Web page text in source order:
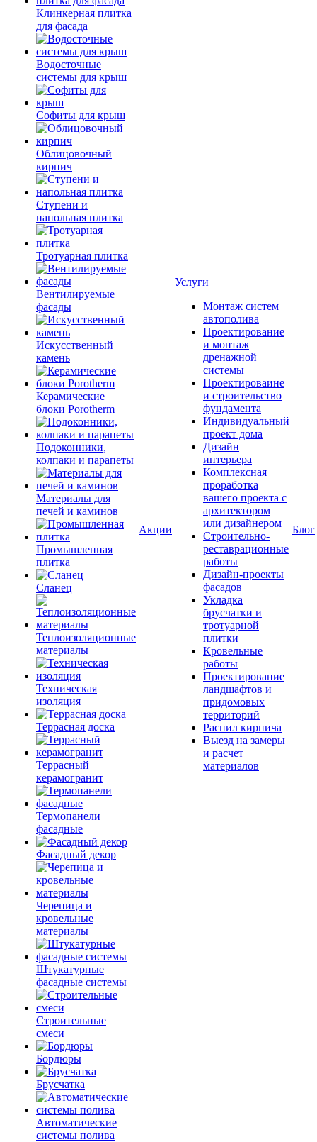
Клинкерная плитка
для фасада
Водосточные
системы для крыш
Софиты для крыш
Облицовочный
кирпич
Ступени и
напольная плитка
Тротуарная плитка
Вентилируемые
фасады
Искусственный
камень
Керамические
блоки Porotherm
Подоконники,
колпаки и парапеты
Материалы для
печей и каминов
Промышленная
плитка
Сланец
Теплоизоляционные
материалы
Техническая
изоляция
Террасная доска
Террасный
керамогранит
Термопанели
фасадные
Фасадный декор
Черепица и
кровельные
материалы
Штукатурные
фасадные системы
Строительные
смеси
Бордюры
Брусчатка
Автоматические
системы полива
Акции
Услуги
Монтаж систем
автополива
Проектирование
и монтаж
дренажной
системы
Проектироваине
и строительство
фундамента
Индивидуальный
проект дома
Дизайн
интерьера
Комплексная
проработка
вашего проекта с
архитектором
или дизайнером
Строительно-
реставрационные
работы
Дизайн-проекты
фасадов
Укладка
брусчатки и
тротуарной
плитки
Кровельные
работы
Проектирование
ландшафтов и
придомовых
территорий
Распил кирпича
Выезд на замеры
и расчет
материалов
Блог